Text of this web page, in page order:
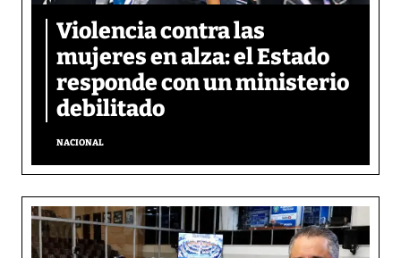
Violencia contra las
mujeres en alza: el Estado
responde con un ministerio
debilitado
NACIONAL